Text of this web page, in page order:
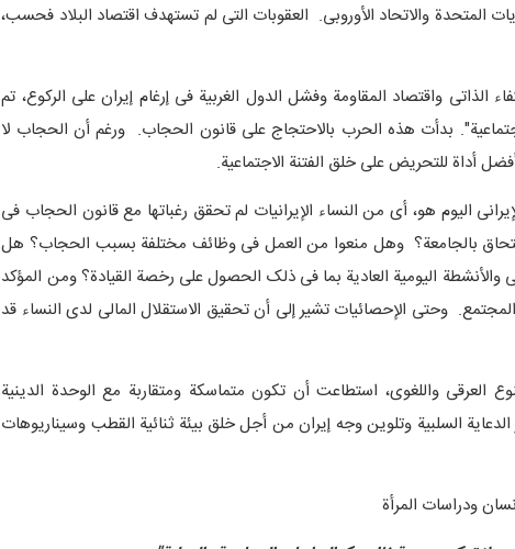
المتحدة والاتحاد الأوروبی. العقوبات التی لم تستهدف اقتصاد البلاد فحسب،
الذاتی واقتصاد المقاومة وفشل الدول الغربیة فی إرغام إیران على الرکوع، تم
بدأت هذه الحرب بالاحتجاج على قانون الحجاب. ورغم أن الحجاب لا
أداة للتحریض على خلق الفتنة الاجتماعیة.
الیوم هو، أی من النساء الإیرانیات لم تحقق رغباتها مع قانون الحجاب فی
بالجامعة؟ وهل منعوا من العمل فی وظائف مختلفة بسبب الحجاب؟ هل
الیومیة العادیة بما فی ذلک الحصول على رخصة القیادة؟ ومن المؤکد
المجتمع. وحتى الإحصائیات تشیر إلى أن تحقیق الاستقلال المالی لدى النساء قد
العرقی واللغوی، استطاعت أن تکون متماسکة ومتقاربة مع الوحدة الدینیة
السلبیة وتلوین وجه إیران من أجل خلق بیئة ثنائیة القطب وسیناریوهات
ودراسات المرأة